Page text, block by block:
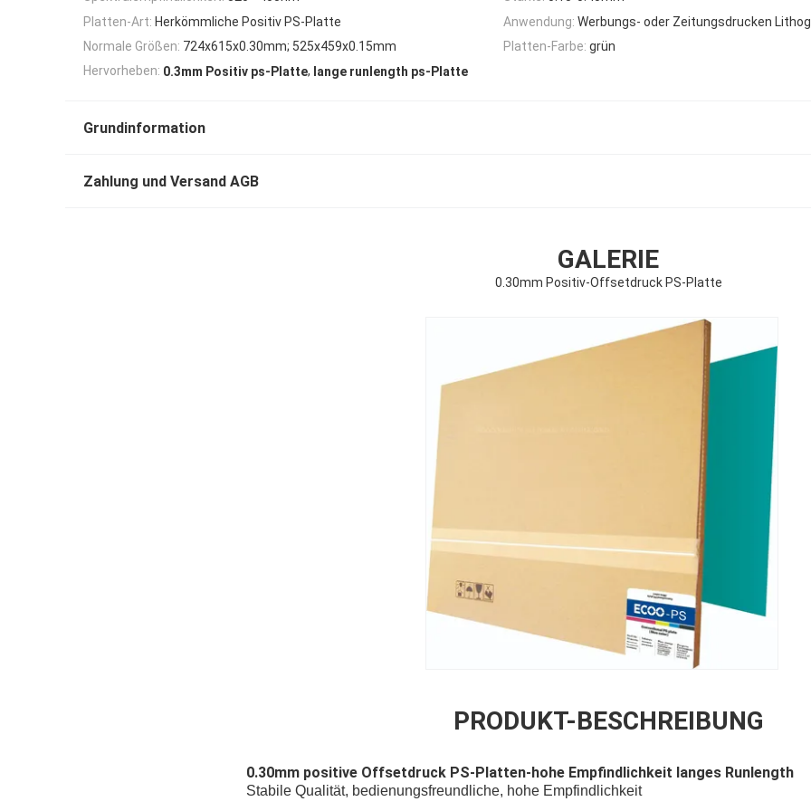
Platten-Art: Herkömmliche Positiv PS-Platte Anwendung: Werbungs- oder Zeitungsdrucken
Normale Größen: 724x615x0.30mm; 525x459x0.15mm Platten-Farbe: grün
Hervorheben: 0.3mm Positiv ps-Platte, lange runlength ps-Platte
Grundinformation
Zahlung und Versand AGB
GALERIE
0.30mm Positiv-Offsetdruck PS-Platte
PRODUKT-BESCHREIBUNG
0.30mm positive Offsetdruck PS-Platten-hohe Empfindlichkeit langes Runlength
Stabile Qualität, bedienungsfreundliche, hohe Empfindlichkeit